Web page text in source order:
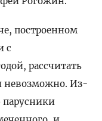
построенном
с
рассчитать
невозможно. Из-